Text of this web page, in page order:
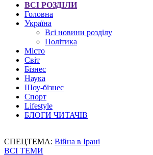
ВСІ РОЗДІЛИ
Головна
Україна
Всі новини розділу
Політика
Місто
Світ
Бізнес
Наука
Шоу-бізнес
Спорт
Lifestyle
БЛОГИ ЧИТАЧІВ
СПЕЦТЕМА: Війна в Ірані
ВСІ ТЕМИ